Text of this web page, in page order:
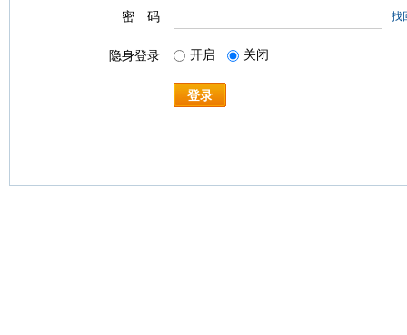
密 码 找
隐身登录 开启 关闭
登录